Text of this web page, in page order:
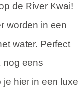
de River Kwai!
worden in een
water. Perfect
nog eens
je hier in een luxe